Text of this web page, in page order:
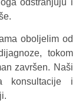
oboljelim od
tokom
završen. Naši
konsultacije i